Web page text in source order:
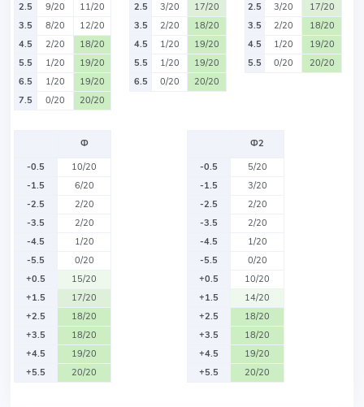
2.5
9/20
11/20
3.5
8/20
12/20
4.5
2/20
18/20
5.5
1/20
19/20
6.5
1/20
19/20
7.5
0/20 20/20
2.5
3/20
17/20
3.5
2/20
18/20
4.5
1/20
19/20
5.5
1/20
19/20
6.5
0/20 20/20
2.5
3/20
17/20
3.5
2/20
18/20
4.5
1/20
19/20
5.5
0/20 20/20
Ф
-0.5
10/20
-1.5
6/20
-2.5
2/20
-3.5
2/20
-4.5
1/20
-5.5
0/20
+0.5
15/20
+1.5
17/20
+2.5
18/20
+3.5
18/20
+4.5
19/20
+5.5
20/20
Ф2
-0.5
5/20
-1.5
3/20
-2.5
2/20
-3.5
2/20
-4.5
1/20
-5.5
0/20
+0.5
10/20
+1.5
14/20
+2.5
18/20
+3.5
18/20
+4.5
19/20
+5.5
20/20